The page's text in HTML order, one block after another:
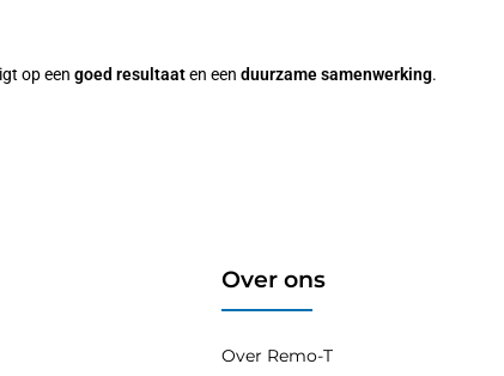
op een goed resultaaten een duurzame samenwerking.
Over ons
Over Remo-T